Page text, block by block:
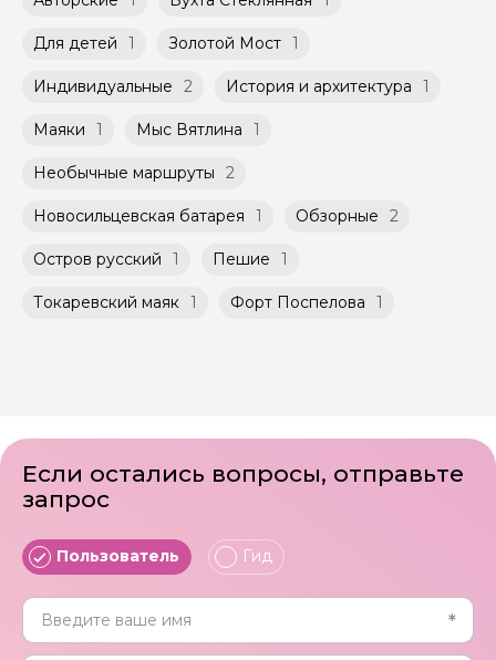
обсудить с гидом заранее.
заблаговременно до начала путешествия,
указанной на странице самого тура и
Агрегатором дополнительного соглашения
Способы оплаты на сайте: Картой
российского банка можно оплатить любую
экскурсию.
расписанию, составленному гидом.
Помимо Вас, на групповой экскурсии могут
быть незнакомые для Вас люди.
Мини-группы проводятся на тех же
условиях, что и групповые, но с количество
не более 10 человек)
Для детей 1 Золотой Мост 1
Индивидуальные 2 История и архитектура 1
Маяки 1 Мыс Вятлина 1
Необычные маршруты 2
Новосильцевская батарея 1 Обзорные 2
Остров русский 1 Пешие 1
Токаревский маяк 1 Форт Поспелова 1
Если остались вопросы, отправьте
запрос
Пользователь Гид